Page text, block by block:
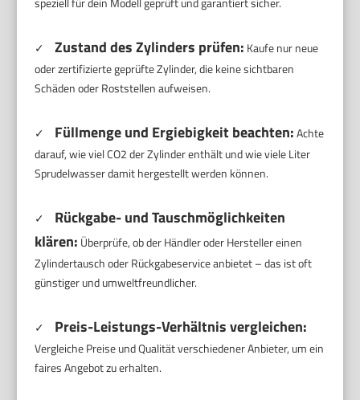
✓ Zustand des Zylinders prüfen: Kaufe nur neue
oder zertifizierte geprüfte Zylinder, die keine sichtbaren
Schäden oder Roststellen aufweisen.
✓ Füllmenge und Ergiebigkeit beachten:Achte
darauf, wie viel CO2 der Zylinder enthält und wie viele Liter
Sprudelwasser damit hergestellt werden können.
✓
Rückgabe- und Tauschmöglichkeiten
klären: Überprüfe, ob der Händler oder Hersteller einen
Zylindertausch oder Rückgabeservice anbietet – das ist oft
günstiger und umweltfreundlicher.
✓ Preis-Leistungs-Verhältnis vergleichen:
Vergleiche Preise und Qualität verschiedener Anbieter, um ein
faires Angebot zu erhalten.